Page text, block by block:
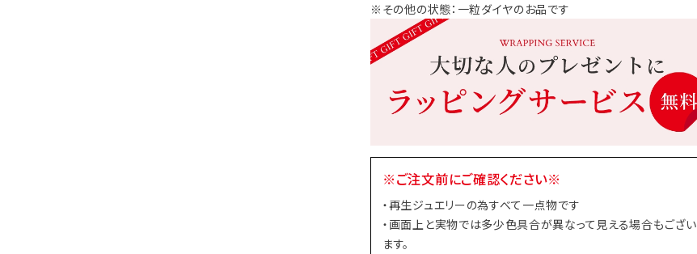
※その他の状態：一粒ダイヤのお品です
※ご注文前にご確認ください※
・再生ジュエリーの為すべて一点物です
・画面上と実物では多少色具合が異なって見える場合もござい
ます。